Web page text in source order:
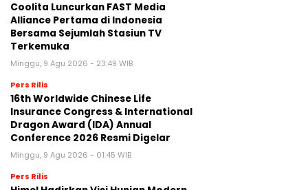
Coolita Luncurkan FAST Media
Alliance Pertama di Indonesia
Bersama Sejumlah Stasiun TV
Terkemuka
Minggu, 9 Agu 2026 - 23:49 WIB
Pers Rilis
16th Worldwide Chinese Life
Insurance Congress & International
Dragon Award (IDA) Annual
Conference 2026 Resmi Digelar
Minggu, 9 Agu 2026 - 01:45 WIB
Pers Rilis